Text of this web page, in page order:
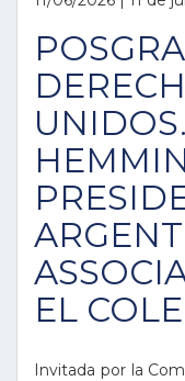
EL
Invitada por la